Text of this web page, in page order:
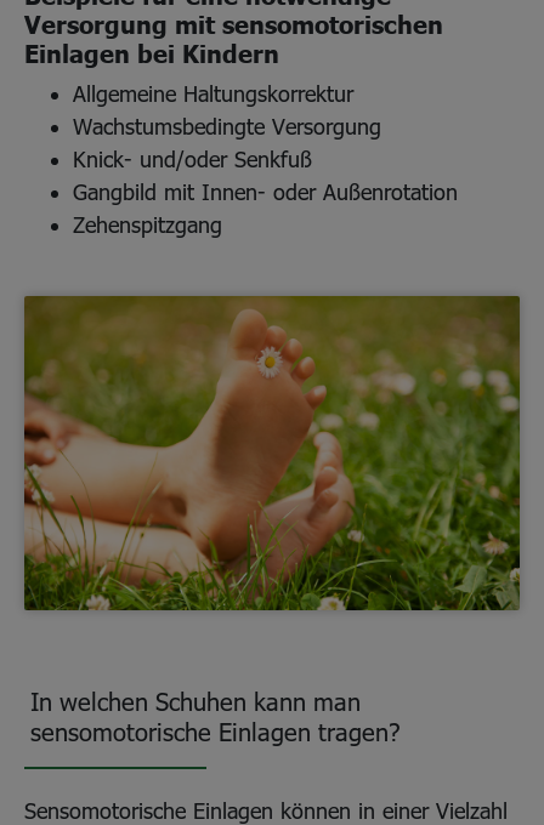
Versorgung mit sensomotorischen
Einlagen bei Kindern
Allgemeine Haltungskorrektur
Wachstumsbedingte Versorgung
Knick- und/oder Senkfuß
Gangbild mit Innen- oder Außenrotation
Zehenspitzgang
In welchen Schuhen kann man
sensomotorische Einlagen tragen?
Sensomotorische Einlagen können in einer Vielzahl